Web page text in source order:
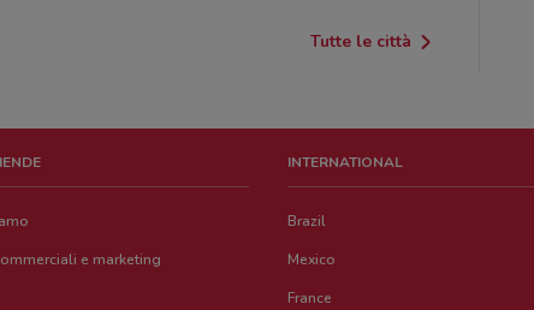
Tutte le città
e marketing
INTERNATIONAL
Brazil
Mexico
France